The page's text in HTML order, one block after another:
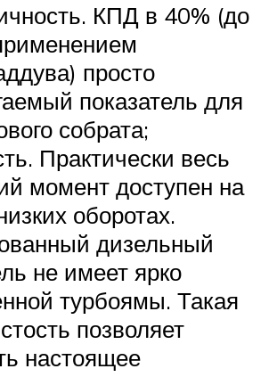
КПД в 40% (до
просто
показатель для
собрата;
Практически весь
момент доступен на
оборотах.
дизельный
не имеет ярко
турбоямы. Такая
позволяет
настоящее